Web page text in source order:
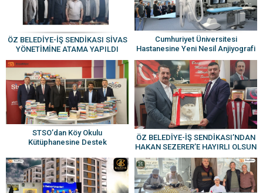
ÖZ BELEDİYE-İŞ SENDİKASI SİVAS
YÖNETİMİNE ATAMA YAPILDI
Cumhuriyet Üniversitesi
Hastanesine Yeni Nesil Anjiyografi
Cihazı
STSO’dan Köy Okulu
Kütüphanesine Destek
ÖZ BELEDİYE-İŞ SENDİKASI’NDAN
HAKAN SEZERER’E HAYIRLI OLSUN
ZİYARETİ